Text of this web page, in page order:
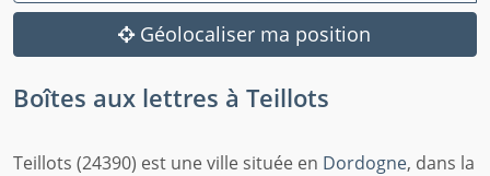
Géolocaliser ma position
Boîtes aux lettres à Teillots
Teillots (24390) est une ville située en Dordogne, dans la